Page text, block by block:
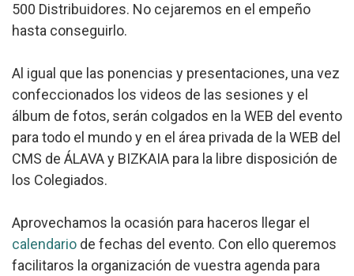
500 Distribuidores. No cejaremos en el empeño
hasta conseguirlo.
Al igual que las ponencias y presentaciones, una vez
confeccionados los videos de las sesiones y el
álbum de fotos, serán colgados en la WEB del evento
para todo el mundo y en el área privada de la WEB del
CMS de ÁLAVA y BIZKAIA para la libre disposición de
los Colegiados.
Aprovechamos la ocasión para haceros llegar el
calendario de fechas del evento. Con ello queremos
facilitaros la organización de vuestra agenda para